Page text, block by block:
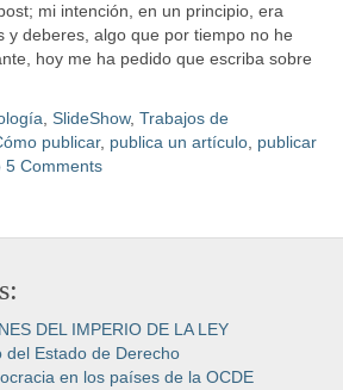
mi intención, en un principio, era
y deberes, algo que por tiempo no he
hoy me ha pedido que escriba sobre
SlideShow, Trabajos de
publicar, publica un artículo publicar
5 Comments
DEL IMPERIO DE LA LEY
del Estado de Derecho
en los países de la OCDE